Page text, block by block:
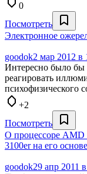
0
Посмотреть
Электронное
goodok2 мар 2012 в
Интересно было бы
реагировать
психофизического
+2
Посмотреть
О процессоре AMD
3100er на его основе
goodok29 апр 2011